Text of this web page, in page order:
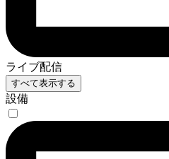
ライブ配信
すべて表示する
設備